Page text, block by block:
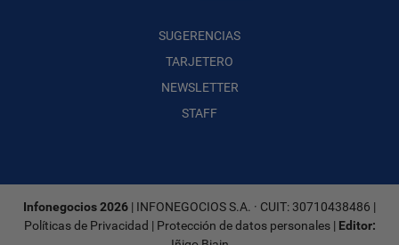
SUGERENCIAS
TARJETERO
NEWSLETTER
STAFF
Infonegocios 2026 | INFONEGOCIOS S.A. · CUIT: 30710438486 |
Políticas de Privacidad | Protección de datos personales| Editor: